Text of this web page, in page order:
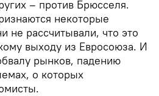
– против Брюсселя.
некоторые
не рассчитывали, что это
выходу из Евросоюза. И
рынков, падению
о которых